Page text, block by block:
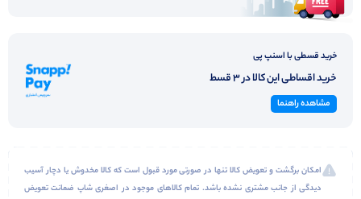
خرید قسطی با اسنپ پی
خرید اقساطی این کالا در 3 قسط
مشاهده راهنما
امکان برگشت و تعویض کالا تنها در صورتی مورد قبول است که کالا مخدوش یا دچار آسیب
دیدگی از جانب مشتری نشده باشد. تمام کالاهای موجود در اصغری شاپ ضمانت تعویض